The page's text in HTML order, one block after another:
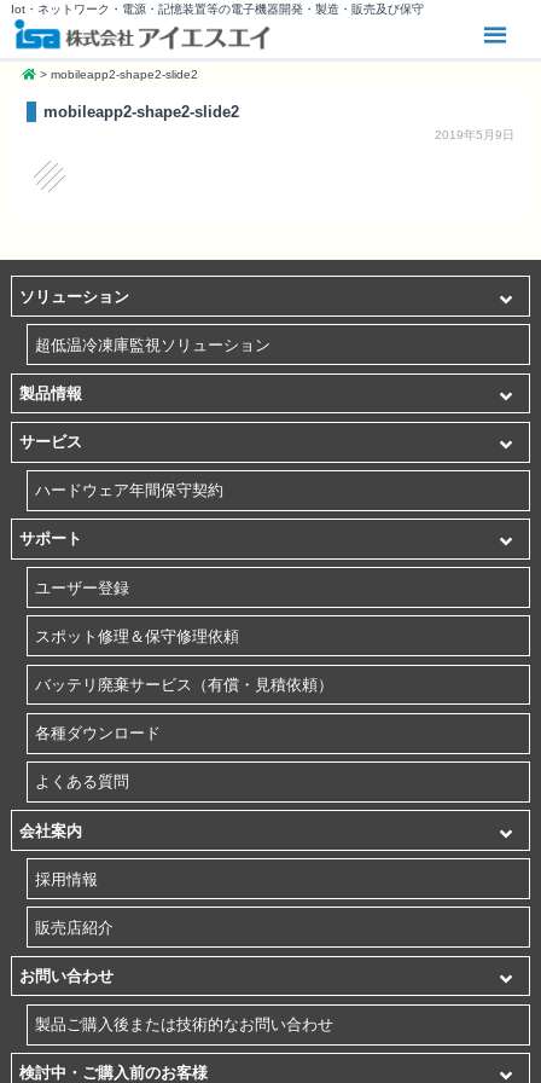
Iot・ネットワーク・電源・記憶装置等の電子機器開発・製造・販売及び保守
> mobileapp2-shape2-slide2
mobileapp2-shape2-slide2
2019年5月9日
ソリューション
超低温冷凍庫監視ソリューション
製品情報
サービス
ハードウェア年間保守契約
サポート
ユーザー登録
スポット修理＆保守修理依頼
バッテリ廃棄サービス（有償・見積依頼）
各種ダウンロード
よくある質問
会社案内
採用情報
販売店紹介
お問い合わせ
製品ご購入後または技術的なお問い合わせ
検討中・ご購入前のお客様